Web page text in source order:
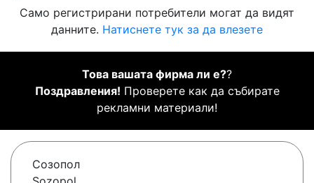
Само регистрирани потребители могат да видят
данните. Натиснете тук за да влезете
Това вашата фирма ли е??
Поздравления! Проверете как да събирате
рекламни материали!
Созопол